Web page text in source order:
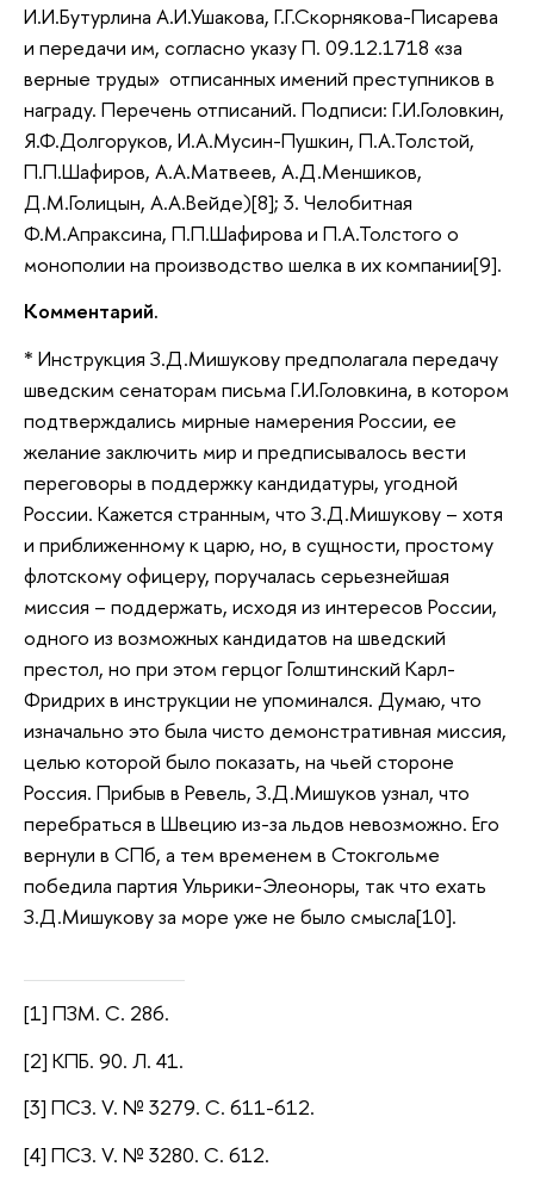
И.И.Бутурлина А.И.Ушакова, Г.Г.Скорнякова-Писарева
и передачи им, согласно указу П. 09.12.1718 «за
верные труды» отписанных имений преступников в
награду. Перечень отписаний. Подписи: Г.И.Головкин,
Я.Ф.Долгоруков, И.А.Мусин-Пушкин, П.А.Толстой,
П.П.Шафиров, А.А.Матвеев, А.Д.Меншиков,
Д.М.Голицын, А.А.Вейде)[8]; 3. Челобитная
Ф.М.Апраксина, П.П.Шафирова и П.А.Толстого о
монополии на производство шелка в их компании[9].
Комментарий.
* Инструкция З.Д.Мишукову предполагала передачу
шведским сенаторам письма Г.И.Головкина, в котором
подтверждались мирные намерения России, ее
желание заключить мир и предписывалось вести
переговоры в поддержку кандидатуры, угодной
России. Кажется странным, что З.Д.Мишукову – хотя
и приближенному к царю, но, в сущности, простому
флотскому офицеру, поручалась серьезнейшая
миссия – поддержать, исходя из интересов России,
одного из возможных кандидатов на шведский
престол, но при этом герцог Голштинский Карл-
Фридрих в инструкции не упоминался. Думаю, что
изначально это была чисто демонстративная миссия,
целью которой было показать, на чьей стороне
Россия. Прибыв в Ревель, З.Д.Мишуков узнал, что
перебраться в Швецию из-за льдов невозможно. Его
вернули в СПб, а тем временем в Стокгольме
победила партия Ульрики-Элеоноры, так что ехать
З.Д.Мишукову за море уже не было смысла[10].
[1] ПЗМ. С. 286.
[2] КПБ. 90. Л. 41.
[3] ПСЗ. V. № 3279. С. 611-612.
[4] ПСЗ. V. № 3280. С. 612.